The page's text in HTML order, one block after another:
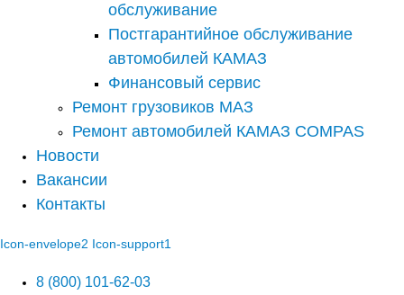
обслуживание
Постгарантийное обслуживание
автомобилей КАМАЗ
Финансовый сервис
Ремонт грузовиков МАЗ
Ремонт автомобилей КАМАЗ COMPAS
Новости
Вакансии
Контакты
Icon-envelope2 Icon-support1
8 (800) 101-62-03